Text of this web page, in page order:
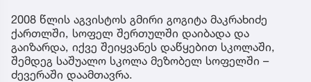
2008 წლის აგვისტოს გმირი გოგიტა მაკრახიძე
ქართლში, სოფელ შერთულში დაიბადა და
გაიზარდა, იქვე შეიყვანეს დაწყებით სკოლაში,
შემდეგ საშუალო სკოლა მეზობელ სოფელში –
ძევერაში დაამთავრა.